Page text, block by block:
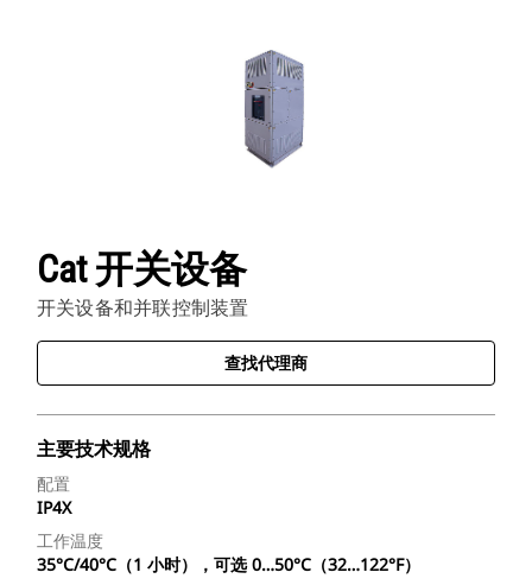
Cat 开关设备
开关设备和并联控制装置
查找代理商
主要技术规格
配置
IP4X
工作温度
35°C/40°C（1 小时），可选 0…50°C（32…122°F）